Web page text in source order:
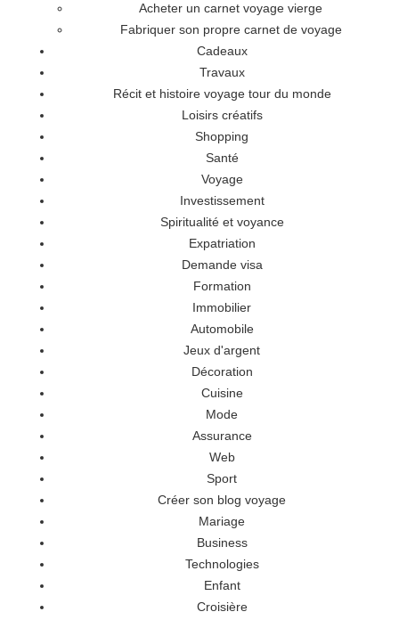
Acheter un carnet voyage vierge
Fabriquer son propre carnet de voyage
Cadeaux
Travaux
Récit et histoire voyage tour du monde
Loisirs créatifs
Shopping
Santé
Voyage
Investissement
Spiritualité et voyance
Expatriation
Demande visa
Formation
Immobilier
Automobile
Jeux d'argent
Décoration
Cuisine
Mode
Assurance
Web
Sport
Créer son blog voyage
Mariage
Business
Technologies
Enfant
Croisière